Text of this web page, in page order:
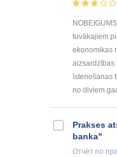
tuvākajiem
ekonomikas
aizsardzības
īstenošanas
no diviem
Prakses
banka"
Отчёт по